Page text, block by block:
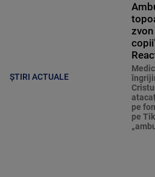
ȘTIRI ACTUALE
zvon
pe
pe